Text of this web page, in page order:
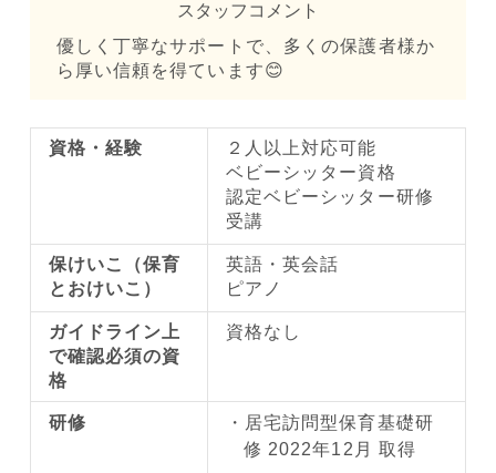
スタッフコメント
優しく丁寧なサポートで、多くの保護者様か
ら厚い信頼を得ています😊
資格・経験
２人以上対応可能
ベビーシッター資格
認定ベビーシッター研修
受講
保けいこ（保育
とおけいこ）
英語・英会話
ピアノ
ガイドライン上
で確認必須の資
格
資格なし
研修
居宅訪問型保育基礎研
修 2022年12月 取得